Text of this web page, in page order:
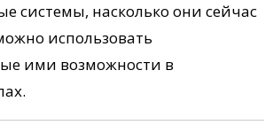
системы, насколько они сейчас
использовать
ими возможности в